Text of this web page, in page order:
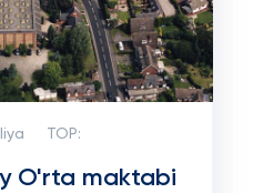
TOP:
O'rta maktabi